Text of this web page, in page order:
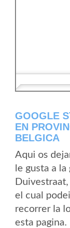
GOOGLE
EN
BELGICA
Aqui os
le gusta a
el cual
recorrer la
esta pagina.